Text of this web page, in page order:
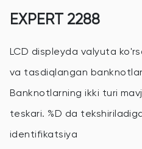
EXPERT 2288
LCD displeyda valyuta
va tasdiqlangan
Banknotlarning ikki turi
teskari. %D da
identifikatsiya